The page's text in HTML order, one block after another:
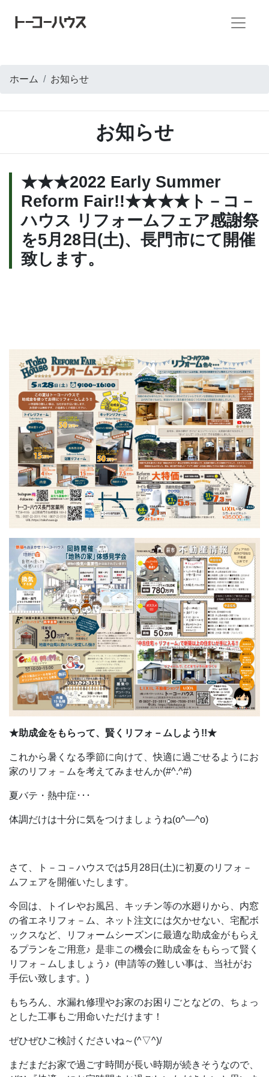
ホーム お知らせ
お知らせ
★★★2022 Early Summer
Reform Fair!!★★★★ト－コ－
ハウス リフォームフェア感謝祭
を5月28日(土)、長門市にて開催
致します。
★助成金をもらって、賢くリフォ－ムしよう!!★
これから暑くなる季節に向けて、快適に過ごせるようにお
家のリフォ－ムを考えてみませんか(#^.^#)
夏バテ・熱中症･･･
体調だけは十分に気をつけましょうね(o^―^o)
さて、ト－コ－ハウスでは5月28日(土)に初夏のリフォ－
ムフェアを開催いたします。
今回は、トイレやお風呂、キッチン等の水廻りから、内窓
の省エネリフォ－ム、ネット注文には欠かせない、宅配ボ
ックスなど、リフォームシーズンに最適な助成金がもらえ
るプランをご用意♪ 是非この機会に助成金をもらって賢く
リフォ－ムしましょう♪ (申請等の難しい事は、当社がお
手伝い致します。)
もちろん、水漏れ修理やお家のお困りごとなどの、ちょっ
とした工事もご用命いただけます！
ぜひぜひご検討くださいね～(^▽^)/
まだまだお家で過ごす時間が長い時期が続きそうなので、